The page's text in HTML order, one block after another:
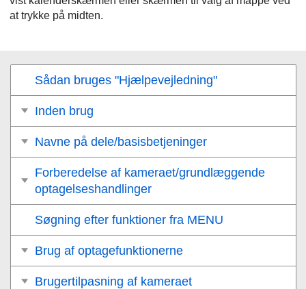
at trykke på midten.
Sådan bruges "Hjælpevejledning"
Inden brug
Navne på dele/basisbetjeninger
Forberedelse af kameraet/grundlæggende
optagelseshandlinger
Søgning efter funktioner fra MENU
Brug af optagefunktionerne
Brugertilpasning af kameraet